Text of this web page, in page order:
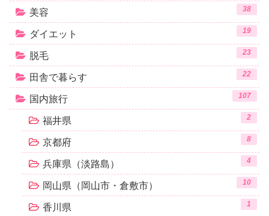
美容 38
ダイエット 19
脱毛 23
田舎で暮らす 22
国内旅行 107
福井県 2
京都府 8
兵庫県（淡路島） 4
岡山県（岡山市・倉敷市） 10
香川県 1